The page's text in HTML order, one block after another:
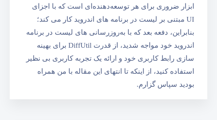
ابزار ضروری برای هر توسعه‌دهنده‌ای است که با اجزای
UI مبتنی بر لیست در برنامه‌ های اندروید کار می‌ کند؛
بنابراین، دفعه بعد که با به‌روزرسانی‌ های لیست در برنامه
اندروید خود مواجه شدید، از قدرت DiffUtil برای بهینه‌
سازی رابط کاربری خود و ارائه یک تجربه کاربری بی‌ نظیر
استفاده کنید، از اینکه تا انتهای این مقاله با من همراه
بودید سپاس گزارم.